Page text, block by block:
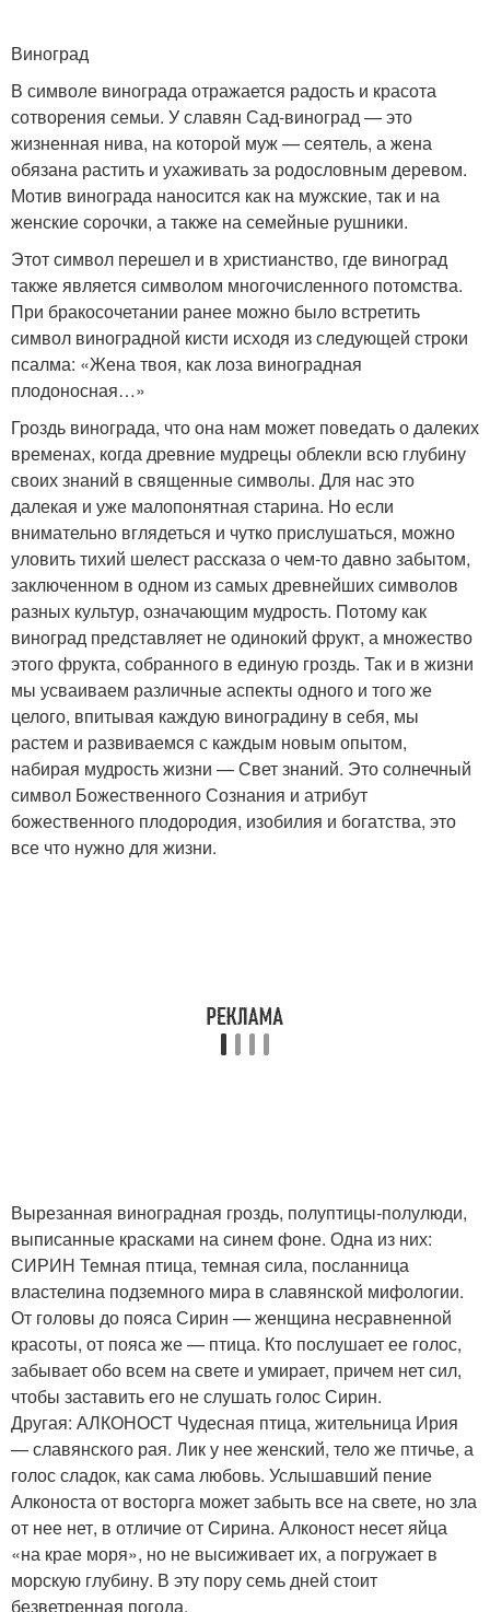
Виноград
В символе винограда отражается радость и красота
сотворения семьи. У славян Сад-виноград — это
жизненная нива, на которой муж — сеятель, а жена
обязана растить и ухаживать за родословным деревом.
Мотив винограда наносится как на мужские, так и на
женские сорочки, а также на семейные рушники.
Этот символ перешел и в христианство, где виноград
также является символом многочисленного потомства.
При бракосочетании ранее можно было встретить
символ виноградной кисти исходя из следующей строки
псалма: «Жена твоя, как лоза виноградная
плодоносная…»
Гроздь винограда, что она нам может поведать о далеких
временах, когда древние мудрецы облекли всю глубину
своих знаний в священные символы. Для нас это
далекая и уже малопонятная старина. Но если
внимательно вглядеться и чутко прислушаться, можно
уловить тихий шелест рассказа о чем-то давно забытом,
заключенном в одном из самых древнейших символов
разных культур, означающим мудрость. Потому как
виноград представляет не одинокий фрукт, а множество
этого фрукта, собранного в единую гроздь. Так и в жизни
мы усваиваем различные аспекты одного и того же
целого, впитывая каждую виноградину в себя, мы
растем и развиваемся с каждым новым опытом,
набирая мудрость жизни — Свет знаний. Это солнечный
символ Божественного Сознания и атрибут
божественного плодородия, изобилия и богатства, это
все что нужно для жизни.
Вырезанная виноградная гроздь, полуптицы-полулюди,
выписанные красками на синем фоне. Одна из них:
СИРИН Темная птица, темная сила, посланница
властелина подземного мира в славянской мифологии.
От головы до пояса Сирин — женщина несравненной
красоты, от пояса же — птица. Кто послушает ее голос,
забывает обо всем на свете и умирает, причем нет сил,
чтобы заставить его не слушать голос Сирин.
Другая: АЛКОНОСТ Чудесная птица, жительница Ирия
— славянского рая. Лик у нее женский, тело же птичье, а
голос сладок, как сама любовь. Услышавший пение
Алконоста от восторга может забыть все на свете, но зла
от нее нет, в отличие от Сирина. Алконост несет яйца
«на крае моря», но не высиживает их, а погружает в
морскую глубину. В эту пору семь дней стоит
безветренная погода.